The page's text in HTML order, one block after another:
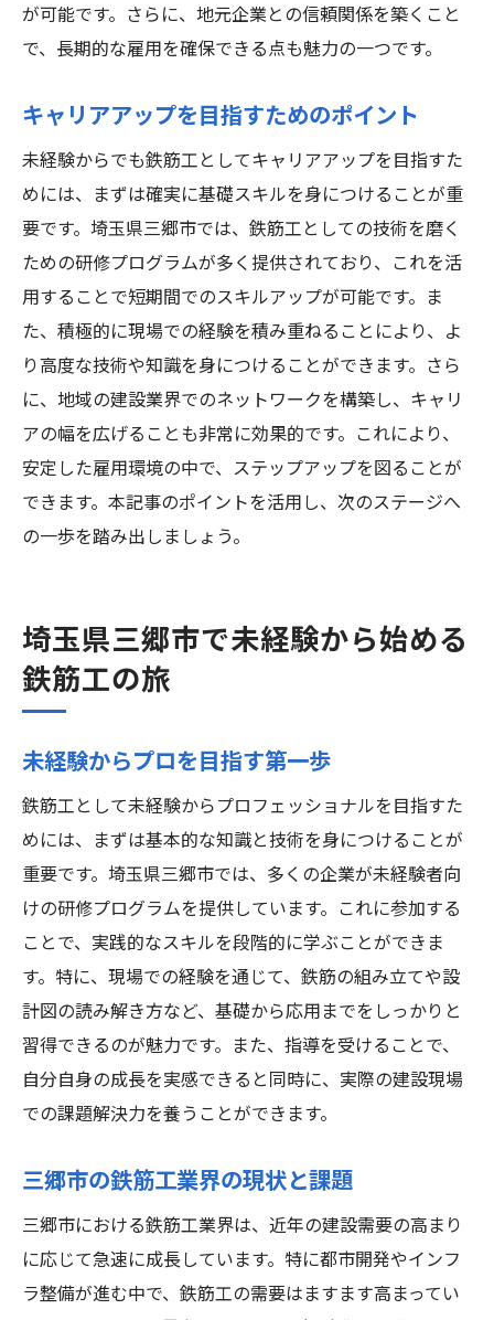
が可能です。さらに、地元企業との信頼関係を築くこと
で、長期的な雇用を確保できる点も魅力の一つです。
キャリアアップを目指すためのポイント
未経験からでも鉄筋工としてキャリアアップを目指すた
めには、まずは確実に基礎スキルを身につけることが重
要です。埼玉県三郷市では、鉄筋工としての技術を磨く
ための研修プログラムが多く提供されており、これを活
用することで短期間でのスキルアップが可能です。ま
た、積極的に現場での経験を積み重ねることにより、よ
り高度な技術や知識を身につけることができます。さら
に、地域の建設業界でのネットワークを構築し、キャリ
アの幅を広げることも非常に効果的です。これにより、
安定した雇用環境の中で、ステップアップを図ることが
できます。本記事のポイントを活用し、次のステージへ
の一歩を踏み出しましょう。
埼玉県三郷市で未経験から始める
鉄筋工の旅
未経験からプロを目指す第一歩
鉄筋工として未経験からプロフェッショナルを目指すた
めには、まずは基本的な知識と技術を身につけることが
重要です。埼玉県三郷市では、多くの企業が未経験者向
けの研修プログラムを提供しています。これに参加する
ことで、実践的なスキルを段階的に学ぶことができま
す。特に、現場での経験を通じて、鉄筋の組み立てや設
計図の読み解き方など、基礎から応用までをしっかりと
習得できるのが魅力です。また、指導を受けることで、
自分自身の成長を実感できると同時に、実際の建設現場
での課題解決力を養うことができます。
三郷市の鉄筋工業界の現状と課題
三郷市における鉄筋工業界は、近年の建設需要の高まり
に応じて急速に成長しています。特に都市開発やインフ
ラ整備が進む中で、鉄筋工の需要はますます高まってい